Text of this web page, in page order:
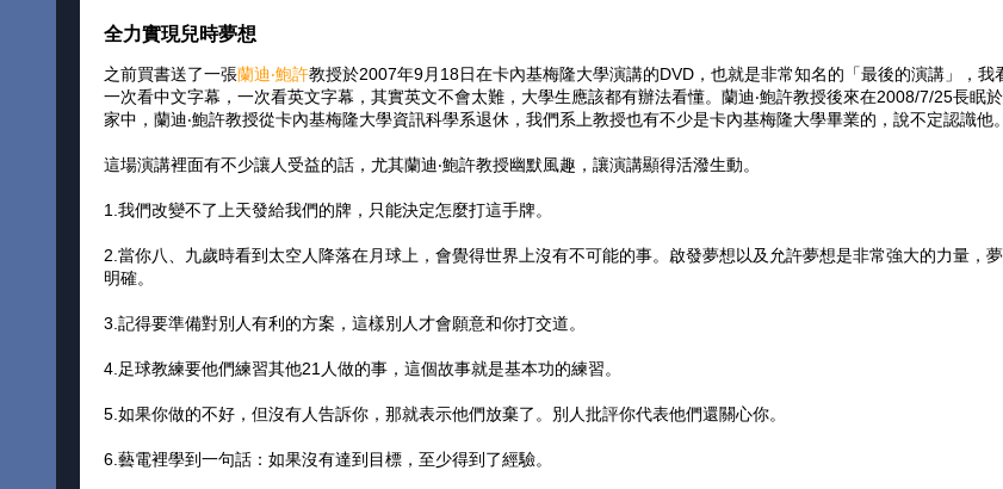
全力實現兒時夢想
之前買書送了一張蘭迪‧鮑許教授於2007年9月18日在卡內基梅隆大學演講的DVD，也就是非常知名的「最後的演講」，我
一次看中文字幕，一次看英文字幕，其實英文不會太難，大學生應該都有辦法看懂。蘭迪‧鮑許教授後來在2008/7/25長眠
家中，蘭迪‧鮑許教授從卡內基梅隆大學資訊科學系退休，我們系上教授也有不少是卡內基梅隆大學畢業的，說不定認識他。
這場演講裡面有不少讓人受益的話，尤其蘭迪‧鮑許教授幽默風趣，讓演講顯得活潑生動。
1.我們改變不了上天發給我們的牌，只能決定怎麼打這手牌。
2.當你八、九歲時看到太空人降落在月球上，會覺得世界上沒有不可能的事。啟發夢想以及允許夢想是非常強大的力量，
明確。
3.記得要準備對別人有利的方案，這樣別人才會願意和你打交道。
4.足球教練要他們練習其他21人做的事，這個故事就是基本功的練習。
5.如果你做的不好，但沒有人告訴你，那就表示他們放棄了。別人批評你代表他們還關心你。
6.藝電裡學到一句話：如果沒有達到目標，至少得到了經驗。